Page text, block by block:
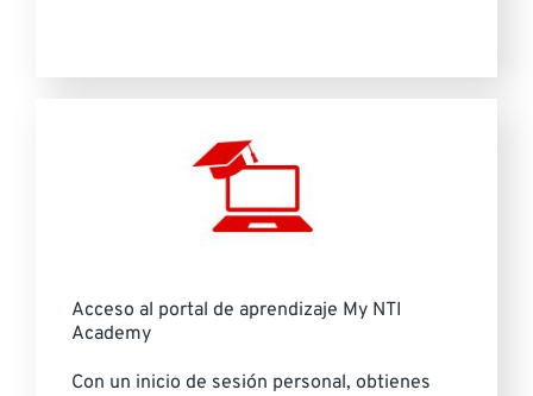
Acceso al portal de aprendizaje My NTI
Academy
Con un inicio de sesión personal, obtienes